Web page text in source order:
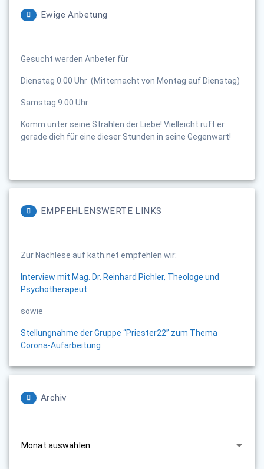
Ewige Anbetung
Gesucht werden Anbeter für
Dienstag 0.00 Uhr (Mitternacht von Montag auf Dienstag)
Samstag 9.00 Uhr
Komm unter seine Strahlen der Liebe! Vielleicht ruft er
gerade dich für eine dieser Stunden in seine Gegenwart!
EMPFEHLENSWERTE LINKS
Zur Nachlese auf kath.net empfehlen wir:
Interview mit Mag. Dr. Reinhard Pichler, Theologe und
Psychotherapeut
sowie
Stellungnahme der Gruppe “Priester22” zum Thema
Corona-Aufarbeitung
Archiv